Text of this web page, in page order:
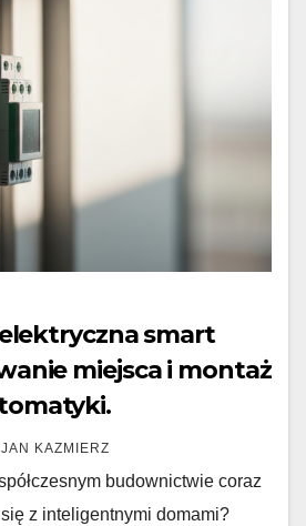
smart
miejsca i montaż
JAN KAZMIERZ
budownictwie coraz
z inteligentnymi domami?